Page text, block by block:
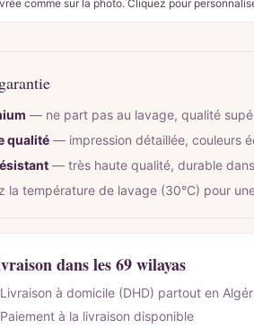
comme sur la photo. Cliquez pour
— ne part pas au lavage, qualité
qualité — impression détaillée, couleurs
— très haute qualité, durable
la température de lavage (30°C) pour
dans les 69 wilayas
Livraison à domicile (DHD) partout en
Paiement à la livraison disponible